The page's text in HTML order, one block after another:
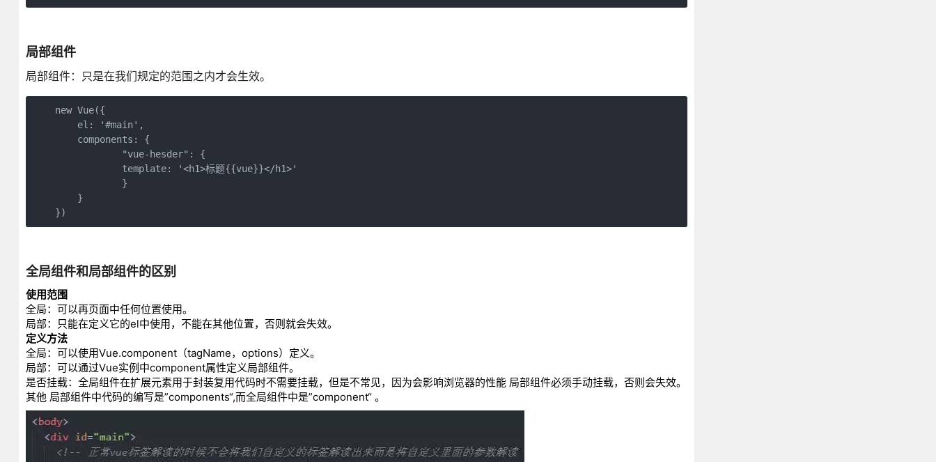
局部组件
局部组件：只是在我们规定的范围之内才会生效。
    new Vue({
    })
全局组件和局部组件的区别
使用范围
全局：可以再页面中任何位置使用。
局部：只能在定义它的el中使用，不能在其他位置，否则就会失效。
定义方法
全局：可以使用Vue.component（tagName，options）定义。
局部：可以通过Vue实例中component属性定义局部组件。
是否挂载：全局组件在扩展元素用于封装复用代码时不需要挂载，但是不常见，因为会影响浏览器的性能 局部组件必须手动挂载，否则会失效。
其他 局部组件中代码的编写是”components“,而全局组件中是”component“ 。